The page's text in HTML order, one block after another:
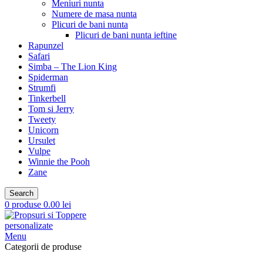
Meniuri nunta
Numere de masa nunta
Plicuri de bani nunta
Plicuri de bani nunta ieftine
Rapunzel
Safari
Simba – The Lion King
Spiderman
Strumfi
Tinkerbell
Tom si Jerry
Tweety
Unicorn
Ursulet
Vulpe
Winnie the Pooh
Zane
Search
0 produse 0.00 lei
Menu
Categorii de produse